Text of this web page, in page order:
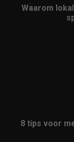
Waarom
8 tips voor